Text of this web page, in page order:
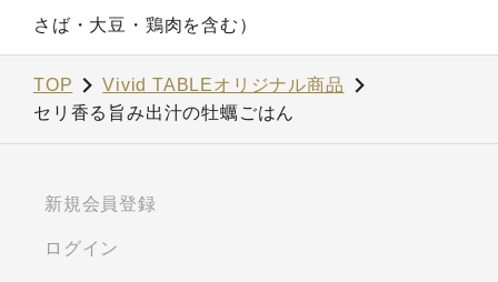
さば・大豆・鶏肉を含む）
TOP
Vivid TABLEオリジナル商品
セリ香る旨み出汁の牡蠣ごはん
新規会員登録
ログイン